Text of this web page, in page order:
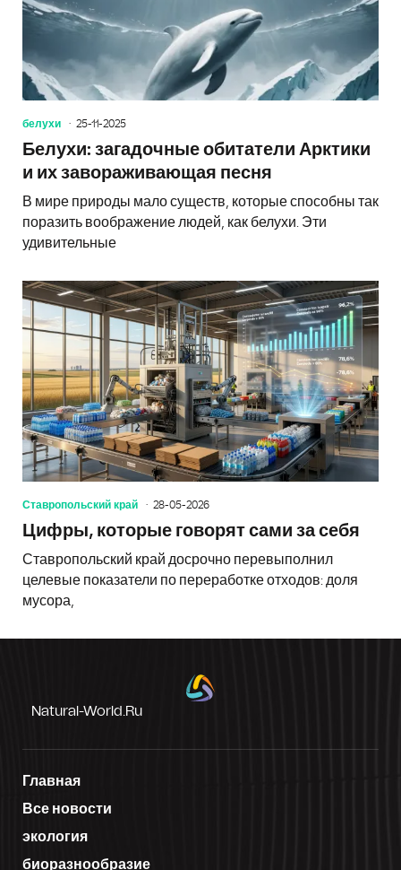
белухи 25-11-2025
Белухи: загадочные обитатели Арктики
и их завораживающая песня
В мире природы мало существ, которые способны так
поразить воображение людей, как белухи. Эти
удивительные
Ставропольский край 28-05-2026
Цифры, которые говорят сами за себя
Ставропольский край досрочно перевыполнил
целевые показатели по переработке отходов: доля
мусора,
Natural-World.ru
Главная
Все новости
экология
биоразнообразие